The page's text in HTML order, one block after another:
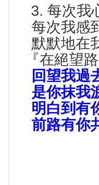
3. 每次我
每次我感
默默地在
『在絕望
回望我過
是你抹我
明白到有
前路有你